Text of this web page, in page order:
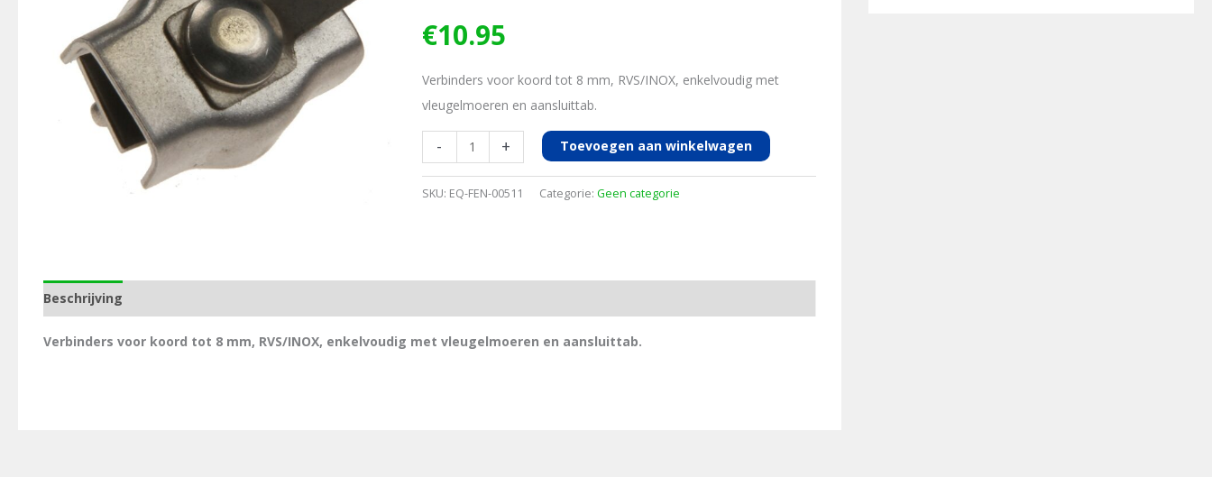
€10.95
Verbinders voor koord tot 8 mm, RVS/INOX, enkelvoudig met
vleugelmoeren en aansluittab.
-
Verbinders
voor
koord
aantal
+ Toevoegen aan winkelwagen
SKU: EQ-FEN-00511 Categorie: Geen categorie
Beschrijving
Verbinders voor koord tot 8 mm, RVS/INOX, enkelvoudig met vleugelmoeren en aansluittab.